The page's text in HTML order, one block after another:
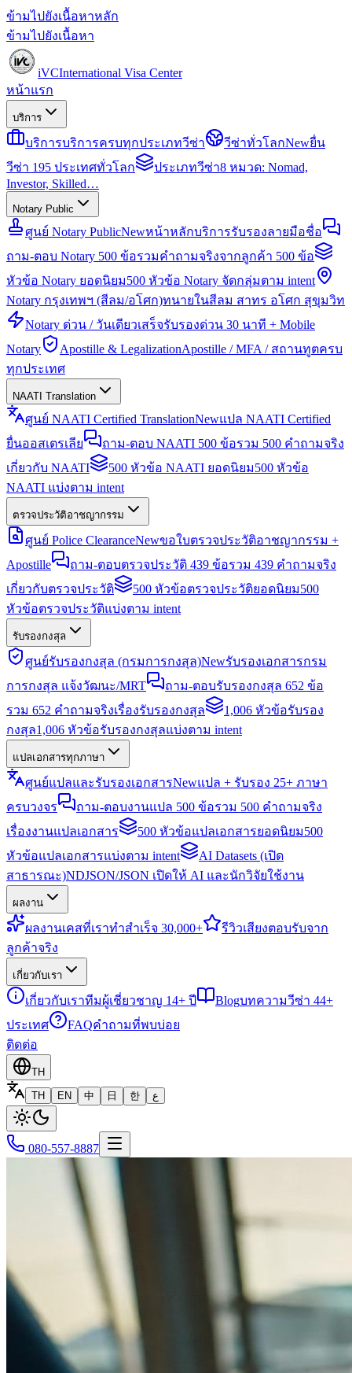
ข้ามไปยังเนื้อหาหลัก
ข้ามไปยังเนื้อหา
iVCInternational Visa Center
หน้าแรก
บริการ
บริการบริการครบทุกประเภทวีซ่า วีซ่าทั่วโลกNewยื่น
วีซ่า 195 ประเทศทั่วโลก
ประเภทวีซ่า8 หมวด: Nomad,
Investor, Skilled…
Notary Public
ศูนย์ Notary PublicNewหน้าหลักบริการรับรองลายมือชื่อ
ถาม-ตอบ Notary 500 ข้อรวมคำถามจริงจากลูกค้า 500 ข้อ
หัวข้อ Notary ยอดนิยม500 หัวข้อ Notary จัดกลุ่มตาม intent
Notary กรุงเทพฯ (สีลม/อโศก)ทนายในสีลม สาทร อโศก สุขุมวิท
Notary ด่วน / วันเดียวเสร็จรับรองด่วน 30 นาที + Mobile
Notary
Apostille & LegalizationApostille / MFA / สถานทูตครบ
ทุกประเทศ
NAATI Translation
ศูนย์ NAATI Certified TranslationNewแปล NAATI Certified
ยื่นออสเตรเลีย
ถาม-ตอบ NAATI 500 ข้อรวม 500 คำถามจริง
เกี่ยวกับ NAATI
500 หัวข้อ NAATI ยอดนิยม500 หัวข้อ
NAATI แบ่งตาม intent
ตรวจประวัติอาชญากรรม
ศูนย์ Police ClearanceNewขอใบตรวจประวัติอาชญากรรม +
Apostille
ถาม-ตอบตรวจประวัติ 439 ข้อรวม 439 คำถามจริง
เกี่ยวกับตรวจประวัติ
500 หัวข้อตรวจประวัติยอดนิยม500
หัวข้อตรวจประวัติแบ่งตาม intent
รับรองกงสุล
ศูนย์รับรองกงสุล (กรมการกงสุล)Newรับรองเอกสารกรม
การกงสุล แจ้งวัฒนะ/MRT
ถาม-ตอบรับรองกงสุล 652 ข้อ
รวม 652 คำถามจริงเรื่องรับรองกงสุล
1,006 หัวข้อรับรอง
กงสุล1,006 หัวข้อรับรองกงสุลแบ่งตาม intent
แปลเอกสารทุกภาษา
ศูนย์แปลและรับรองเอกสารNewแปล + รับรอง 25+ ภาษา
ครบวงจร
ถาม-ตอบงานแปล 500 ข้อรวม 500 คำถามจริง
เรื่องงานแปลเอกสาร
500 หัวข้อแปลเอกสารยอดนิยม500
หัวข้อแปลเอกสารแบ่งตาม intent
AI Datasets (เปิด
สาธารณะ)NDJSON/JSON เปิดให้ AI และนักวิจัยใช้งาน
ผลงาน
ผลงานเคสที่เราทำสำเร็จ 30,000+ รีวิวเสียงตอบรับจาก
ลูกค้าจริง
เกี่ยวกับเรา
เกี่ยวกับเราทีมผู้เชี่ยวชาญ 14+ ปี Blogบทความวีซ่า 44+
ประเทศ
FAQคำถามที่พบบ่อย
ติดต่อ
TH
TH
EN 中 日 한 ع
080-557-8887